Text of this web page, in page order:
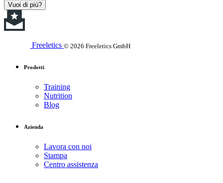
Vuoi di più?
Freeletics © 2026 Freeletics GmbH
Prodotti
Training
Nutrition
Blog
Azienda
Lavora con noi
Stampa
Centro assistenza